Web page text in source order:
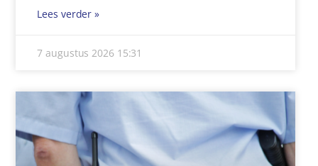
Lees verder »
7 augustus 2026 15:31